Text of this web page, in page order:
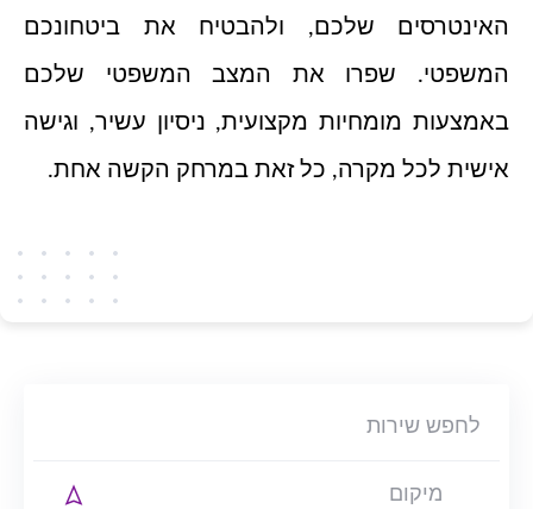
האינטרסים שלכם, ולהבטיח את ביטחונכם
המשפטי. שפרו את המצב המשפטי שלכם
באמצעות מומחיות מקצועית, ניסיון עשיר, וגישה
אישית לכל מקרה, כל זאת במרחק הקשה אחת.